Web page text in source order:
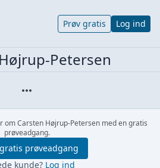
Prøv gratis Log ind
Petersen
om Carsten Højrup-Petersen med en gratis
prøveadgang.
prøveadgang
kunde? Log ind